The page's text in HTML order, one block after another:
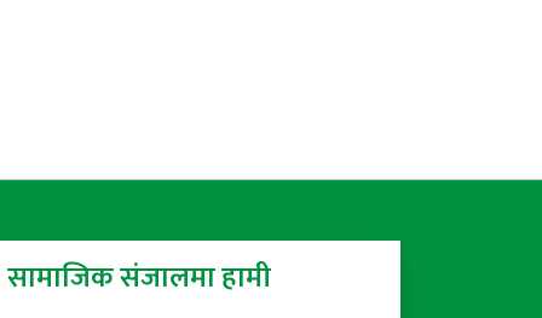
सामाजिक संजालमा हामी